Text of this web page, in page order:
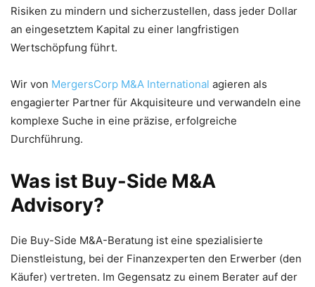
Risiken zu mindern und sicherzustellen, dass jeder Dollar
an eingesetztem Kapital zu einer langfristigen
Wertschöpfung führt.
Wir von MergersCorp M&A International agieren als
engagierter Partner für Akquisiteure und verwandeln eine
komplexe Suche in eine präzise, erfolgreiche
Durchführung.
Was ist Buy-Side M&A
Advisory?
Die Buy-Side M&A-Beratung ist eine spezialisierte
Dienstleistung, bei der Finanzexperten den Erwerber (den
Käufer) vertreten. Im Gegensatz zu einem Berater auf der